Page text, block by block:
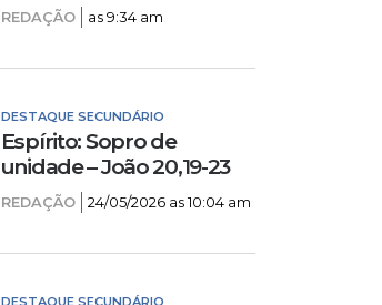
REDAÇÃO as 9:34 am
DESTAQUE SECUNDÁRIO
Espírito: Sopro de
unidade – João 20,19-23
REDAÇÃO 24/05/2026 as 10:04 am
DESTAQUE SECUNDÁRIO